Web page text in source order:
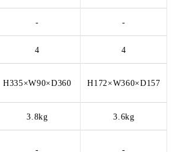
- -
4 4
H335×W90×D360 H172×W360×D157
3.8kg 3.6kg
- -